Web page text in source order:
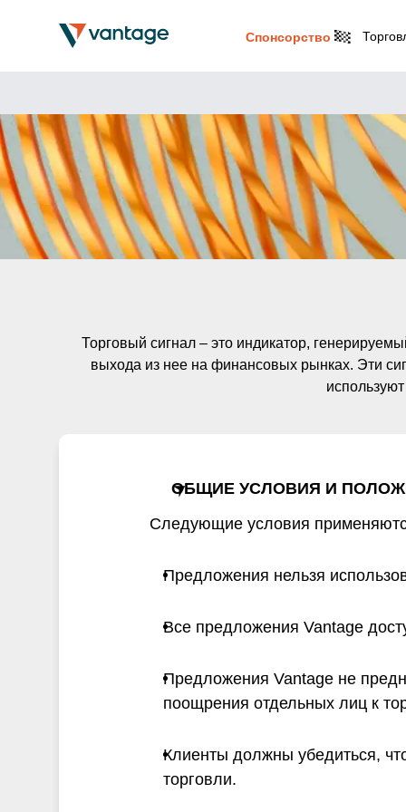
Спонсорство
Торговый сигнал – это индикатор,
выхода из нее на финансовых рынках. Эти
ОБЩИЕ УСЛОВИЯ И
Следующие условия
Предложения нельзя
Все предложения Vantage
Предложения Vantage не
поощрения отдельных лиц к
Клиенты должны убедиться,
торговли.